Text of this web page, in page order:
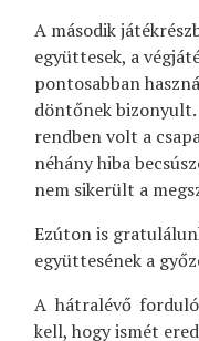
A második
együttesek, a
pontosabban
döntőnek bizonyult.
rendben volt a
néhány hiba
nem sikerült a
Ezúton is
együttesének a
A hátralévő
kell, hogy ismét